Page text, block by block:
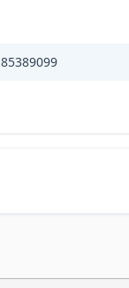
85389099